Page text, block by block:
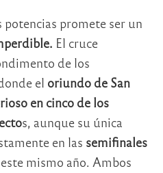
potencias promete ser un
El cruce
de los
el oriundo de San
en cinco de los
s, aunque su única
en las semifinales
este mismo año. Ambos